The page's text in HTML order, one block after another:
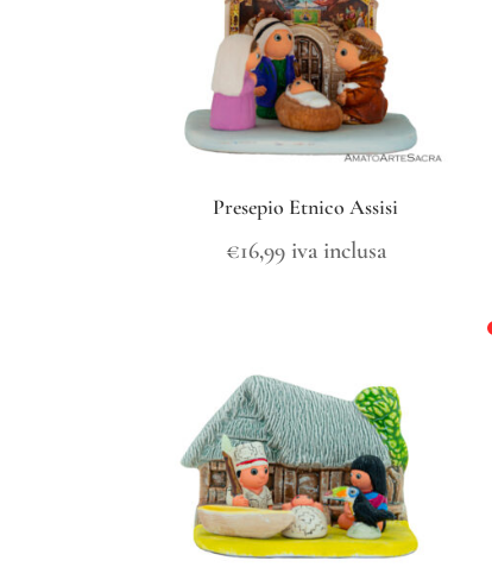
Presepio Etnico Assisi
€16,99 iva inclusa